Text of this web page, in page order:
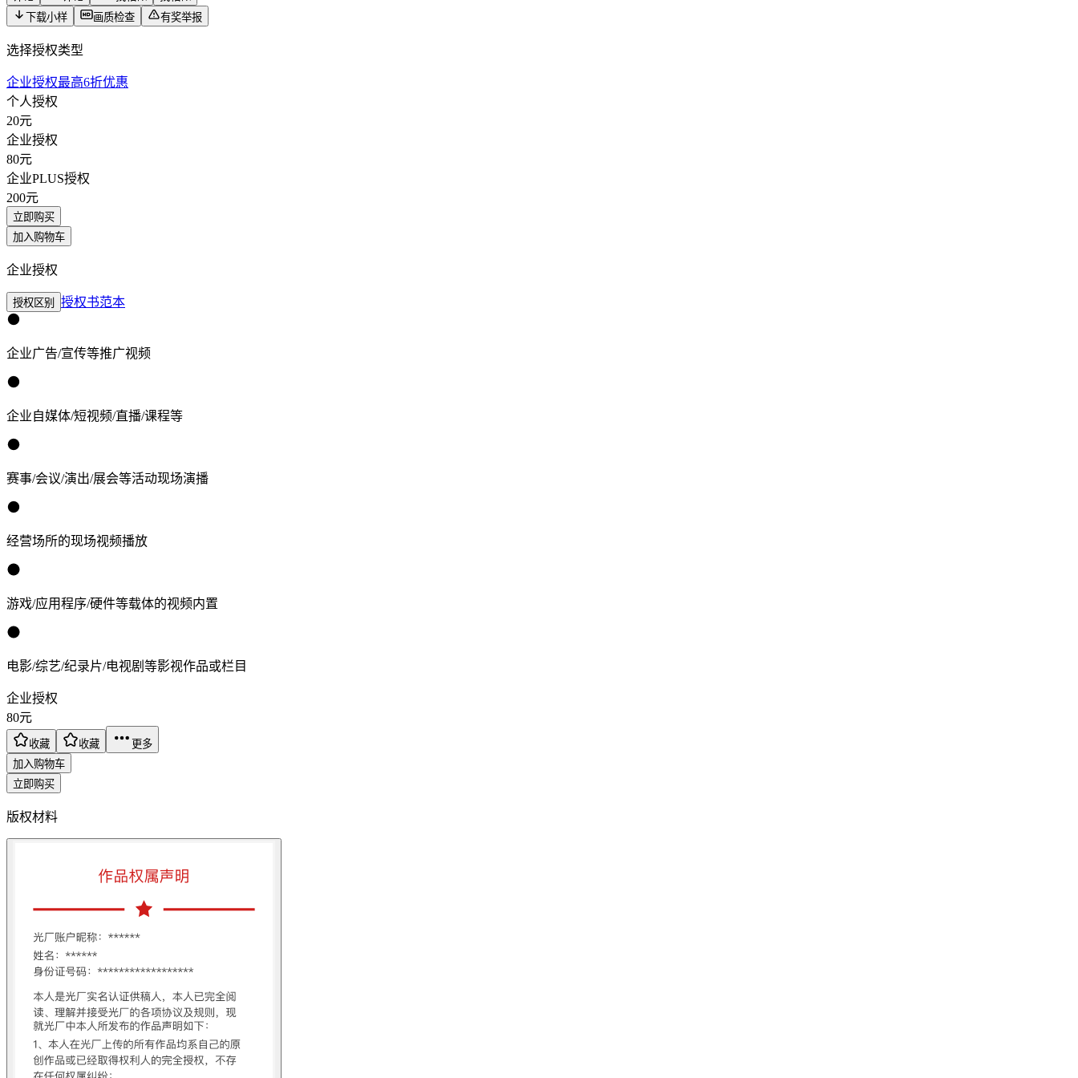
下载小样
画质检查 有奖举报
选择授权类型
企业授权最高6折优惠
个人授权
20元
企业授权
80元
企业PLUS授权
200元
立即购买
加入购物车
企业授权
授权区别 授权书范本
企业广告/宣传等推广视频
企业自媒体/短视频/直播/课程等
赛事/会议/演出/展会等活动现场演播
经营场所的现场视频播放
游戏/应用程序/硬件等载体的视频内置
电影/综艺/纪录片/电视剧等影视作品或栏目
企业授权
80元
收藏 收藏
更多
加入购物车
立即购买
版权材料